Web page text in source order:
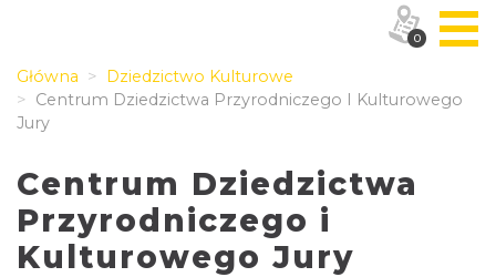
Główna
Dziedzictwo Kulturowe
Centrum Dziedzictwa Przyrodniczego I Kulturowego
Jury
Centrum Dziedzictwa
Przyrodniczego i
Kulturowego Jury
0